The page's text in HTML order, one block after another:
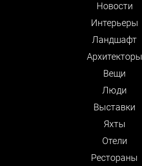
Новости
Интерьеры
Ландшафт
Архитекторы
Вещи
Люди
Выставки
Яхты
Отели
Рестораны